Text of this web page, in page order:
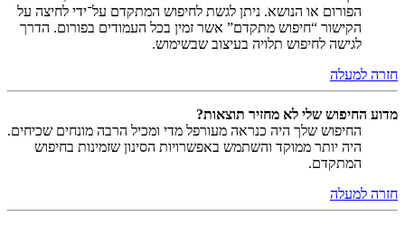
הפורום או הנושא. ניתן לגשת לחיפוש המתקדם על־ידי לחיצה על
הקישור “חיפוש מתקדם” אשר זמין בכל העמודים בפורום. הדרך
לגישה לחיפוש תלויה בעיצוב שבשימוש.
חזרה למעלה
מדוע החיפוש שלי לא מחזיר תוצאות?
החיפוש שלך היה כנראה מעורפל מדי ומכיל הרבה מונחים שכיחים.
היה יותר ממוקד והשתמש באפשרויות הסינון שזמינות בחיפוש
המתקדם.
חזרה למעלה